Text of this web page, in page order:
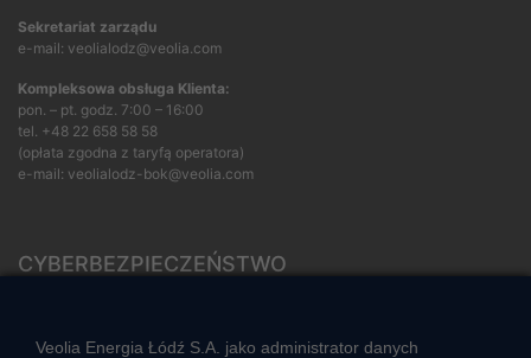
Sekretariat zarządu
e-mail: veolialodz@veolia.com
Kompleksowa obsługa Klienta:
pon. – pt. godz. 7:00 – 16:00
tel. +48 22 658 58 58
(opłata zgodna z taryfą operatora)
e-mail: veolialodz-bok@veolia.com
CYBERBEZPIECZEŃSTWO
Veolia Energia Łódź S.A. jako administrator danych